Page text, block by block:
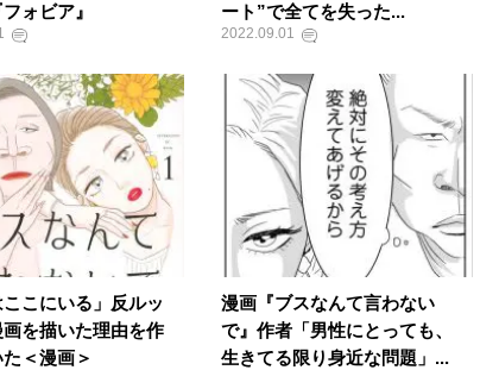
ォビア』
ート”で全てを失った...
2022.09.01
ここにいる」反ルッ
を描いた理由を作
＜漫画＞
漫画『ブスなんて言わない
で』作者「男性にとっても、
生きてる限り身近な問題」...